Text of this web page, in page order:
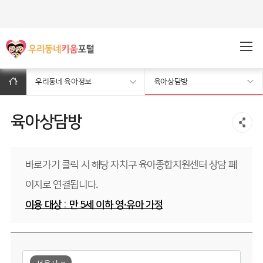
우리동네 육아정보 육아상담방
육아상담방
바로가기 클릭 시 해당 자치구 육아종합지원센터 상담 페
이지로 연결됩니다.
이용 대상 : 만 5세 이하 영∙유아 가정